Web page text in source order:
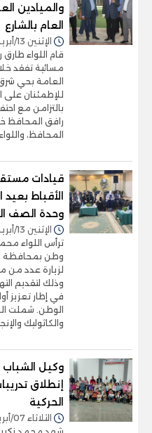
والميادين
العام بالشارع
الإثنين 13/أبريل/2026 - 11:10 م
قام اللواء
مسائية تفقد
العامة بحي
للإطمئنان على
بالتزامن مع
رافق المحافظ
المحافظ،
قيادات
الأقباط
وحدة الصف
الإثنين 13/أبريل/2026 - 10:17 م
ترأس اللواء
وطن بمحافظة
لزيارة عدد من
وذلك لتقديم
في إطار تعزيز
الوطن. شملت
والكاثوليك
وكيل
إنطلاق
الحركية
الثلاثاء 07/أبريل/2026 - 07:14 م